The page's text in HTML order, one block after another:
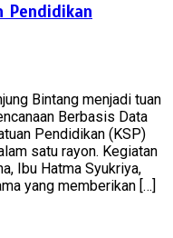
Pendidikan
Bintang menjadi tuan
Berbasis Data
Pendidikan (KSP)
satu rayon. Kegiatan
Ibu Hatma Syukriya,
yang memberikan […]